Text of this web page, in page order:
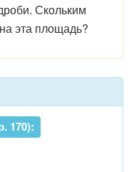
Скольким
эта площадь?
170):